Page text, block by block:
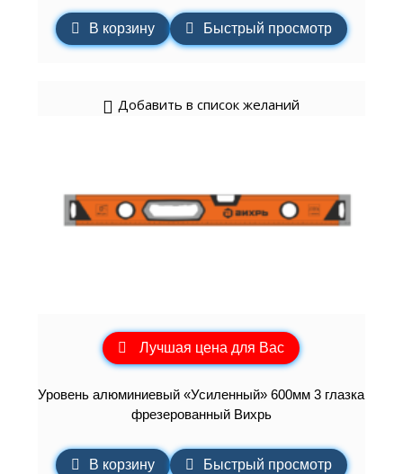
В корзину Быстрый просмотр
Добавить в список желаний
Лучшая цена для Вас
Уровень алюминиевый «Усиленный» 600мм 3 глазка
фрезерованный Вихрь
В корзину Быстрый просмотр